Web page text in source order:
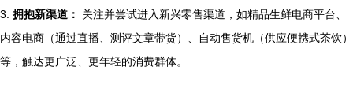
3. 拥抱新渠道：
关注并尝试进入新兴零售渠道，如精品生鲜电商平台、
内容电商（通过直播、测评文章带货）、自动售货机（供应便携式茶饮）
等，触达更广泛、更年轻的消费群体。